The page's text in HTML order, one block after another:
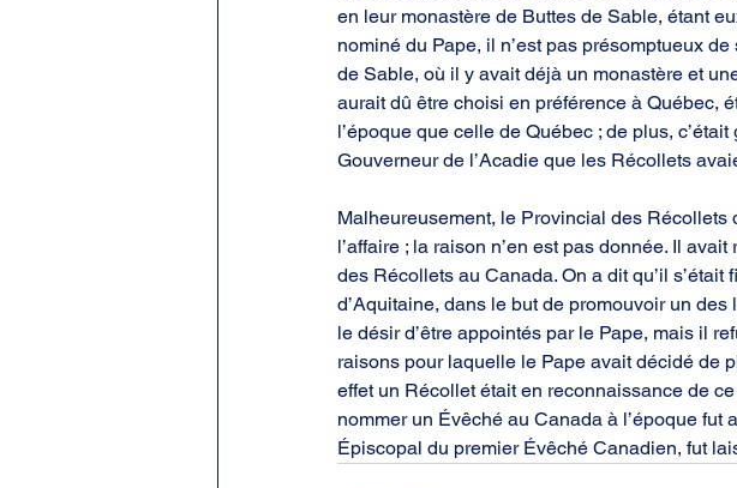
en leur monastère de Buttes de Sable, étant
nominé du Pape, il n’est pas présomptueux
de Sable, où il y avait déjà un monastère et
aurait dû être choisi en préférence à Québec,
l’époque que celle de Québec ; de plus,
Gouverneur de l’Acadie que les Récollets
Malheureusement, le Provincial des
l’affaire ; la raison n’en est pas donnée. Il
des Récollets au Canada. On a dit qu’il
d’Aquitaine, dans le but de promouvoir un
le désir d’être appointés par le Pape, mais il
raisons pour laquelle le Pape avait décidé de
effet un Récollet était en reconnaissance de
nommer un Évêché au Canada à l’époque
Épiscopal du premier Évêché Canadien, fut